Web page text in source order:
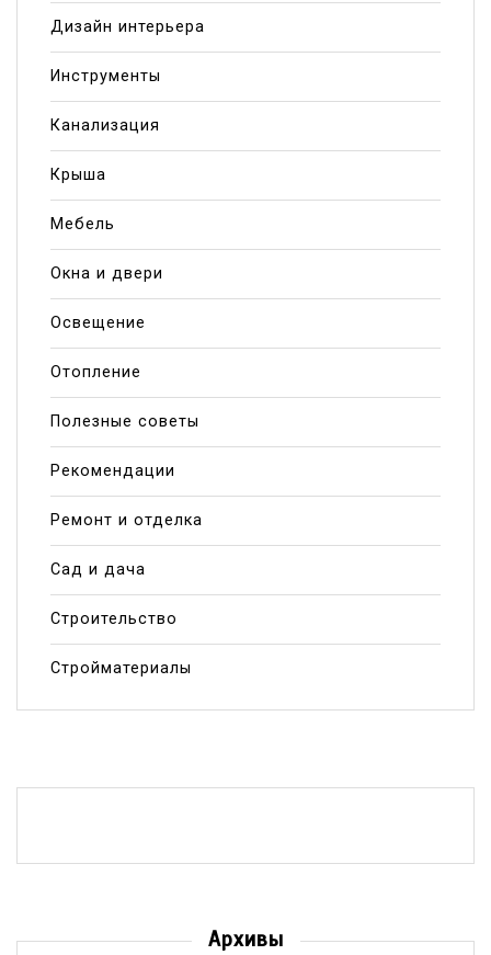
Дизайн интерьера
Инструменты
Канализация
Крыша
Мебель
Окна и двери
Освещение
Отопление
Полезные советы
Рекомендации
Ремонт и отделка
Сад и дача
Строительство
Стройматериалы
Архивы